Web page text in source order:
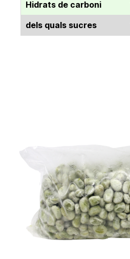
Hidrats de carboni
dels quals sucres